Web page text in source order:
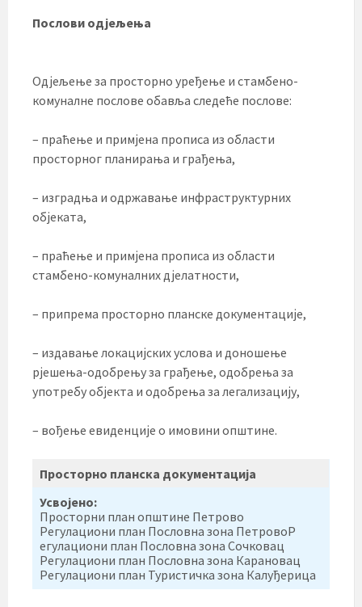
Послови одјељења
Одјељење за просторно уређење и стамбено-
комуналне послове обавља следеће послове:
– праћење и примјена прописа из области
просторног планирања и грађења,
– изградња и одржавање инфраструктурних
објеката,
– праћење и примјена прописа из области
стамбено-комуналних дјелатности,
– припрема просторно планске документације,
– издавање локацијских услова и доношење
рјешења-одобрењу за грађење, одобрења за
употребу објекта и одобрења за легализацију,
– вођење евиденције о имовини општине.
Просторно планска документација
Усвојено:
Просторни план општине Петрово
Регулациони план Пословна зона ПетровоР
егулациони план Пословна зона Сочковац
Регулациони план Пословна зона Карановац
Регулациони план Туристичка зона Калуђерица